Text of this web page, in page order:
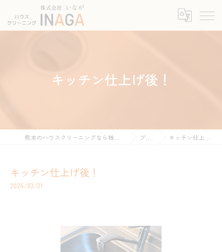
キッチン仕上げ後！
熊本のハウスクリーニングなら株式会社INAGA ブログ キッチン仕上げ後！
キッチン仕上げ後！
2026/03/31